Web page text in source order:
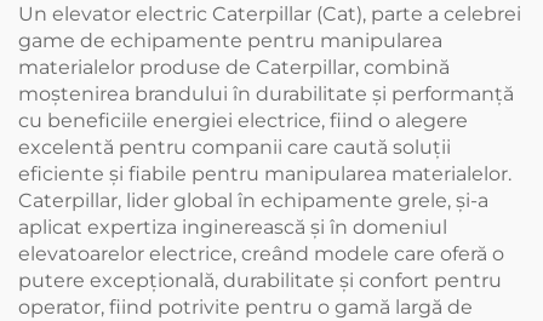
Un elevator electric Caterpillar (Cat), parte a celebrei
game de echipamente pentru manipularea
materialelor produse de Caterpillar, combină
moștenirea brandului în durabilitate și performanță
cu beneficiile energiei electrice, fiind o alegere
excelentă pentru companii care caută soluții
eficiente și fiabile pentru manipularea materialelor.
Caterpillar, lider global în echipamente grele, și-a
aplicat expertiza inginerească și în domeniul
elevatoarelor electrice, creând modele care oferă o
putere excepțională, durabilitate și confort pentru
operator, fiind potrivite pentru o gamă largă de